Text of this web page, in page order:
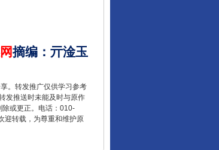
摘编 ： 亓淦玉
。转发推广仅供学习参考
发推送时未能及时与原作
或更正。电话：010-
迎转载，为尊重和维护原
肯定在骂我”